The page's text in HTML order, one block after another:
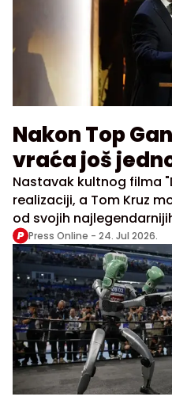
Nakon Top
vraća još
Nastavak kultnog filma
realizaciji, a Tom Kruz
od svojih
Press Online - 24. Jul 2026.